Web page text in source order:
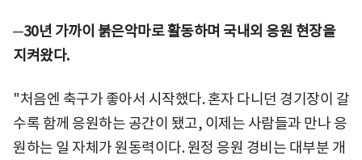
─30년 가까이 붉은악마로 활동하며 국내외 응원 현장을
지켜왔다.
"처음엔 축구가 좋아서 시작했다. 혼자 다니던 경기장이 갈
수록 함께 응원하는 공간이 됐고, 이제는 사람들과 만나 응
원하는 일 자체가 원동력이다. 원정 응원 경비는 대부분 개